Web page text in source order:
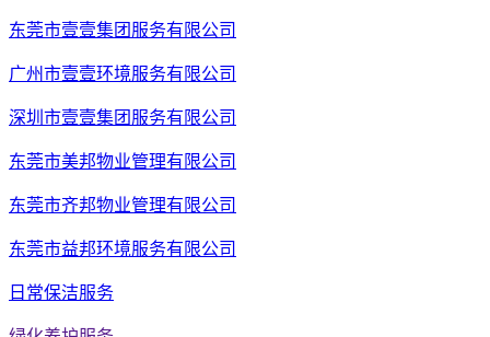
东莞市壹壹集团服务有限公司
广州市壹壹环境服务有限公司
深圳市壹壹集团服务有限公司
东莞市美邦物业管理有限公司
东莞市齐邦物业管理有限公司
东莞市益邦环境服务有限公司
日常保洁服务